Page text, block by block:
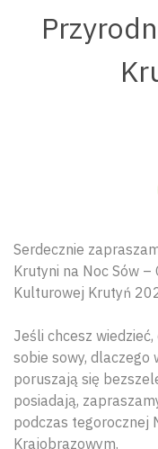
Serdecznie
Krutyni na Noc Sów
Kulturowej Krutyń
Jeśli chcesz
sobie sowy, dlaczego
poruszają się
posiadają,
podczas tegorocznej
Krajobrazowym.